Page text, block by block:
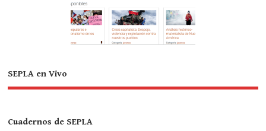
SEPLA en Vivo
Cuadernos de SEPLA